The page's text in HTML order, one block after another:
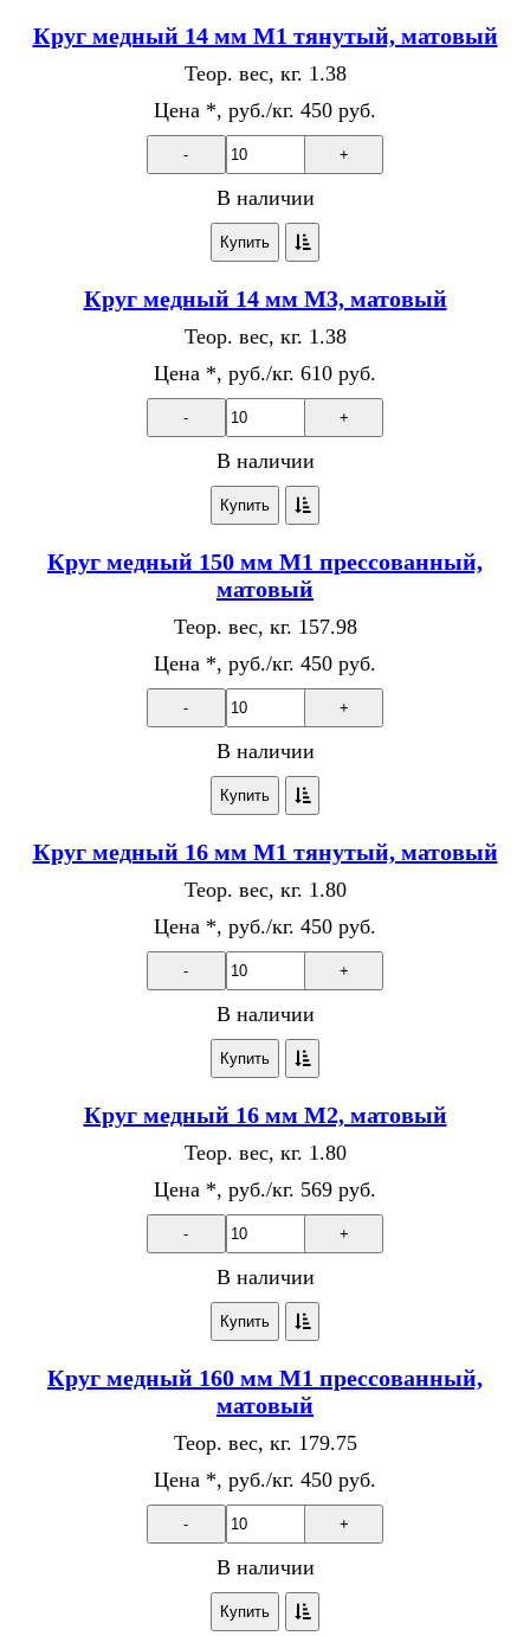
Круг медный 14 мм М1 тянутый, матовый
Теор. вес, кг. 1.38
Цена *, руб./кг. 450 руб.
- +
В наличии
Купить
Круг медный 14 мм М3, матовый
Теор. вес, кг. 1.38
Цена *, руб./кг. 610 руб.
- +
В наличии
Купить
Круг медный 150 мм М1 прессованный,
матовый
Теор. вес, кг. 157.98
Цена *, руб./кг. 450 руб.
- +
В наличии
Купить
Круг медный 16 мм М1 тянутый, матовый
Теор. вес, кг. 1.80
Цена *, руб./кг. 450 руб.
- +
В наличии
Купить
Круг медный 16 мм М2, матовый
Теор. вес, кг. 1.80
Цена *, руб./кг. 569 руб.
- +
В наличии
Купить
Круг медный 160 мм М1 прессованный,
матовый
Теор. вес, кг. 179.75
Цена *, руб./кг. 450 руб.
- +
В наличии
Купить